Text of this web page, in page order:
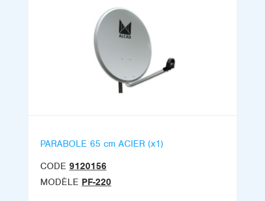
PARABOLE 65 cm ACIER (x1)
CODE 9120156
MODÈLE PF-220